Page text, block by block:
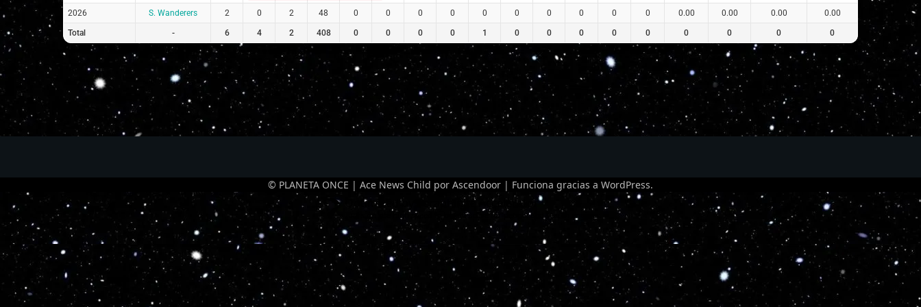
2026 S. Wanderers 2 0 2 48 0 0 0 0 0 0 0 0 0 0 0.00 0.00 0.00 0.00
Total - 6 4 2 408 0 0 0 0 1 0 0 0 0 0 0 0 0 0
© PLANETA ONCE | Ace News Child por Ascendoor | Funciona gracias a WordPress.
Optimized by Seraphinite Accelerator
Turns on site high speed to be attractive for people and search engines.